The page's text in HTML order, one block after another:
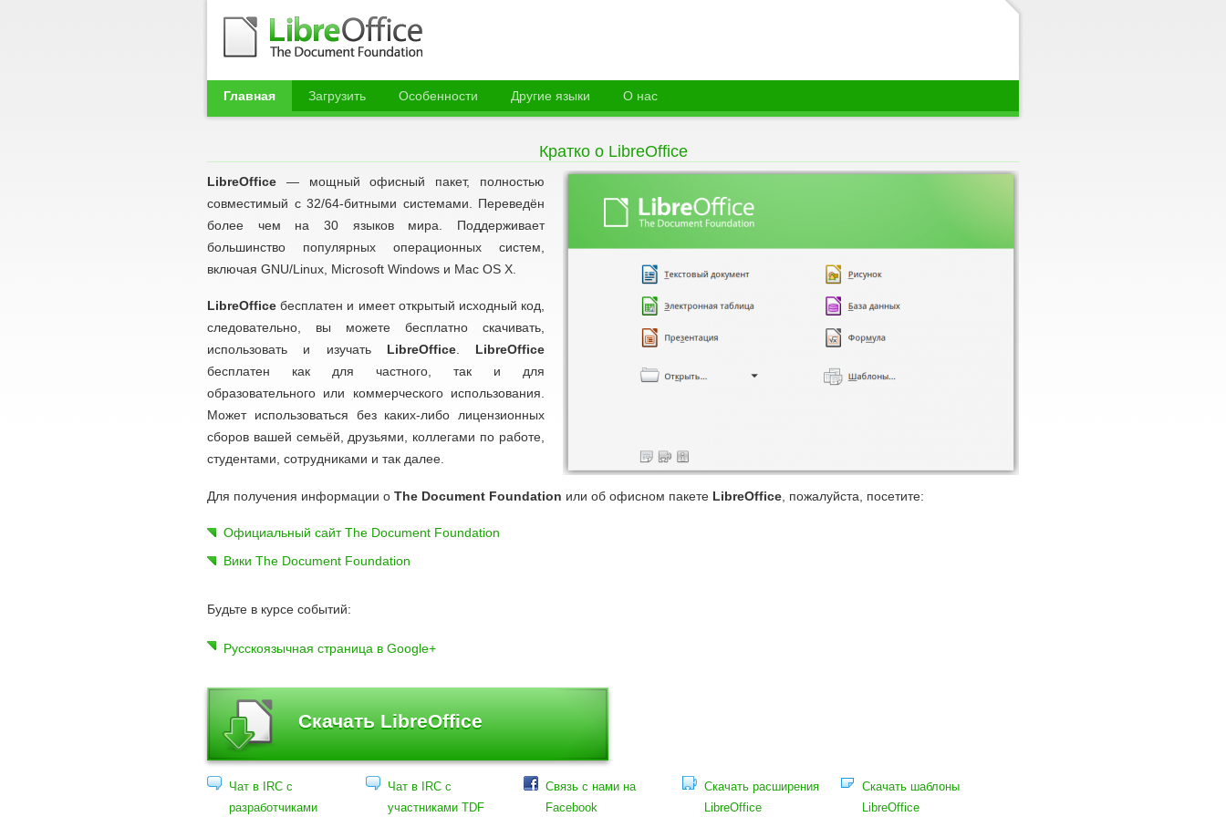
Главная Загрузить Особенности Другие языки О нас
Кратко о LibreOffice
LibreOffice — мощный офисный пакет, полностью
совместимый с 32/64-битными системами. Переведён
более чем на 30 языков мира. Поддерживает
большинство популярных операционных систем,
включая GNU/Linux, Microsoft Windows и Mac OS X.
LibreOffice бесплатен и имеет открытый исходный код,
следовательно, вы можете бесплатно скачивать,
использовать и изучать LibreOffice. LibreOffice
бесплатен как для частного, так и для
образовательного или коммерческого использования.
Может использоваться без каких-либо лицензионных
сборов вашей семьёй, друзьями, коллегами по работе,
студентами, сотрудниками и так далее.
Для получения информации о The Document Foundation или об офисном пакете LibreOffice , пожалуйста, посетите:
Официальный сайт The Document Foundation
Вики The Document Foundation
Будьте в курсе событий:
Русскоязычная страница в Google+
Скачать LibreOffice
Чат в IRC с
разработчиками
Чат в IRC с
участниками TDF
Связь с нами на
Facebook
Скачать расширения
LibreOffice
Скачать шаблоны
LibreOffice